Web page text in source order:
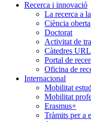
Recerca i innovació
La recerca a
Ciència oberta
Doctorat
Activitat de
Càtedres URL
Portal de
Oficina de
Internacional
Mobilitat
Mobilitat
Erasmus+
Tràmits per a